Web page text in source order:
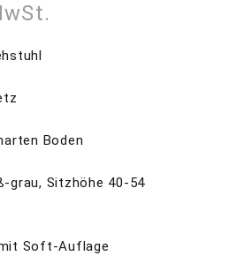
Boden
grau, Sitzhöhe 40-54
Soft-Auflage